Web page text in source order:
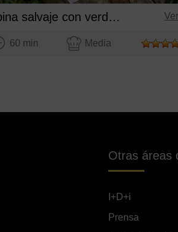
Lubina salvaje con verduras pochadas
60 min Media
Otras áreas
I+D+i
Prensa